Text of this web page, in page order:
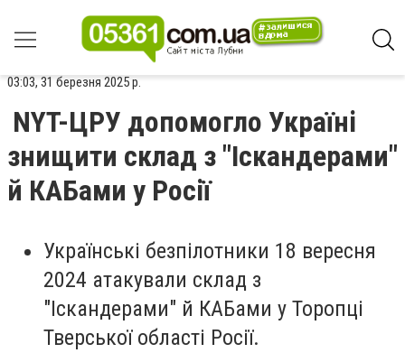
03:03, 31 березня 2025 р.
NYT-ЦРУ допомогло Україні
знищити склад з "Іскандерами"
й КАБами у Росії
Українські безпілотники 18 вересня
2024 атакували склад з
"Іскандерами" й КАБами у Торопці
Тверської області Росії.